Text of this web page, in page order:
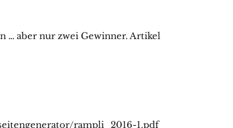
… aber nur zwei Gewinner. Artikel
rampli_2016-1.pdf